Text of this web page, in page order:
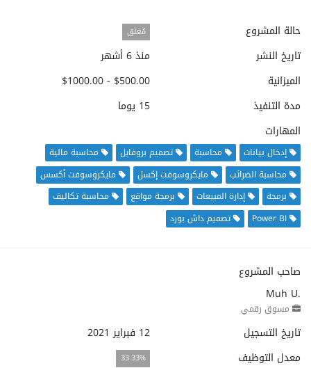
حالة المشروع مُغلق
تاريخ النشر
منذ 6 أشهر
الميزانية
$500.00 - $1000.00
مدة التنفيذ
15 يوما
المهارات
إدخال بيانات محاسبة تصميم بروفايل
محاسبة مالية
محاسبة الضرائب
مايكروسوفت إكسل
مايكروسوفت أكسس
برمجة
إدارة المبيعات برمجة مواقع
محاسبة تكاليف
Power BI
تصميم داش بورد
صاحب المشروع
Muh U.
مسوق رقمي
تاريخ التسجيل
12 فبراير 2021
معدل التوظيف
33.33%